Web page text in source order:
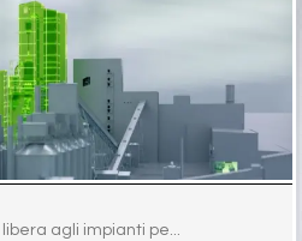
agli impianti pe...